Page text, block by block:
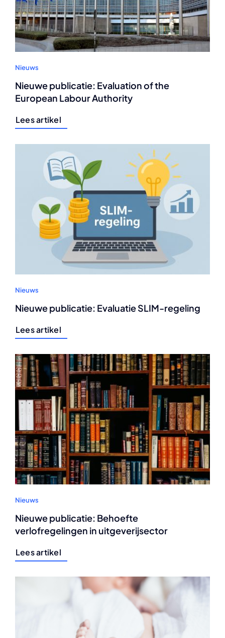
Nieuws
Nieuwe publicatie: Evaluation of the
European Labour Authority
Lees artikel
Nieuws
Nieuwe publicatie: Evaluatie SLIM-regeling
Lees artikel
Nieuws
Nieuwe publicatie: Behoefte
verlofregelingen in uitgeverijsector
Lees artikel